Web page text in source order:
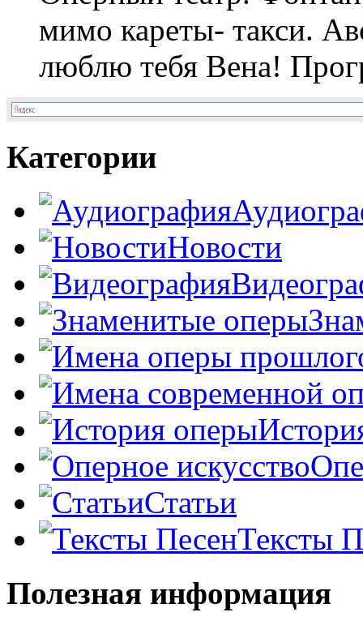
мимо кареты- такси.
люблю тебя Вена!
Категории
Новости
Статьи
Тексты
Полезная информация